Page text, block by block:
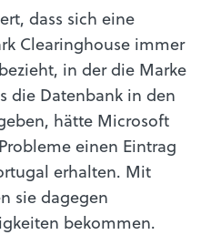
dass sich eine
Clearinghouse immer
in der die Marke
die Datenbank in den
hätte Microsoft
einen Eintrag
erhalten. Mit
sie dagegen
bekommen.